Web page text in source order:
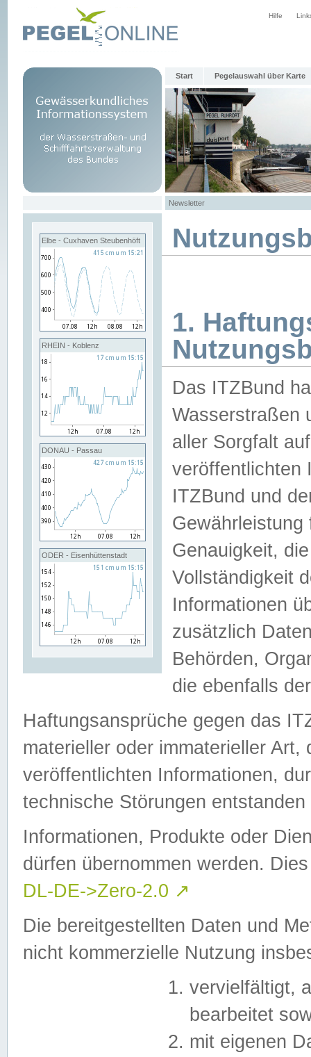
Hilfe
Start Pegelauswahl über Karte
Newsletter
Elbe - Cuxhaven Steubenhöft
RHEIN - Koblenz
DONAU - Passau
ODER - Eisenhüttenstadt
1.
Das ITZBund
Wasserstraßen
aller Sorgfalt
veröffentlichten
ITZBund und
Genauigkeit,
Vollständigkeit
Informationen
zusätzlich
Behörden,
die ebenfalls
Haftungsansprüche gegen das
materieller oder immaterieller
veröffentlichten Informationen,
technische Störungen
Informationen, Produkte oder
dürfen übernommen werden.
DL-DE->Zero-2.0 ↗
Die bereitgestellten Daten und
nicht kommerzielle Nutzung
vervielfältigt,
bearbeitet
mit eigenen